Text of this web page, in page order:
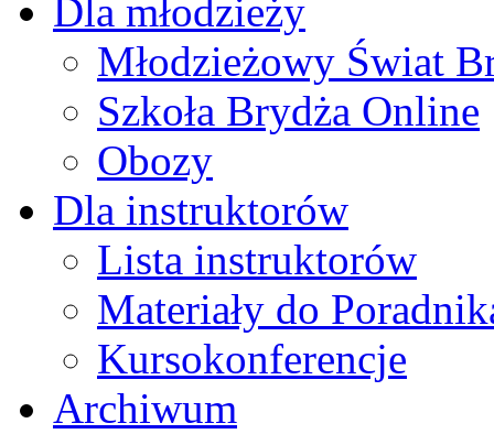
Dla młodzieży
Młodzieżowy Świat
Szkoła Brydża Online
Obozy
Dla instruktorów
Lista instruktorów
Materiały do
Kursokonferencje
Archiwum